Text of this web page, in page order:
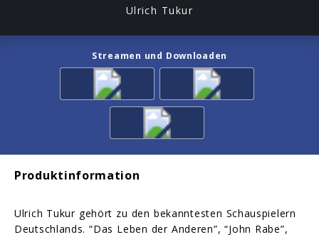
Ulrich Tukur
Streamen und Downloaden
Produktinformation
Ulrich Tukur gehört zu den bekanntesten Schauspielern
Deutschlands. “Das Leben der Anderen”, “John Rabe”,